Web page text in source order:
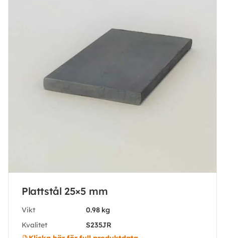
Plattstål 25×5 mm
Vikt
0.98 kg
Kvalitet
S235JR